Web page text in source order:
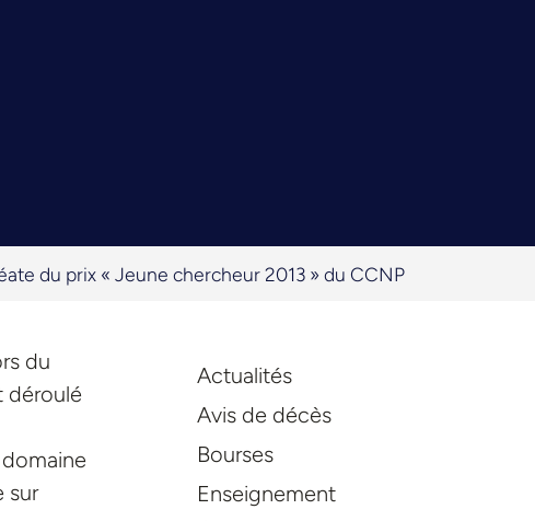
du prix « Jeune chercheur 2013 » du CCNP
du
déroulé
sur
Actualités
Avis de décès
Bourses
Enseignement